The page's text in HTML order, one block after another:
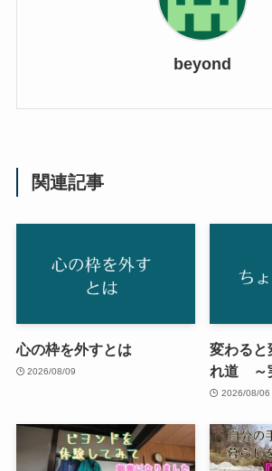
beyond
関連記事
心の枠を外すとは
2026/08/09
変わると
れ道 ～
2026/08/06